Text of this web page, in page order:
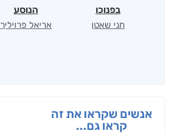
בפנוכו
חני שאטן
הנוסע
אריאל פרויליך
אנשים שקראו את זה
קראו גם...